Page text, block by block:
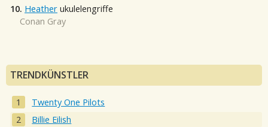
10. Heather ukulelengriffe
Conan Gray
TRENDKÜNSTLER
Twenty One Pilots
Billie Eilish